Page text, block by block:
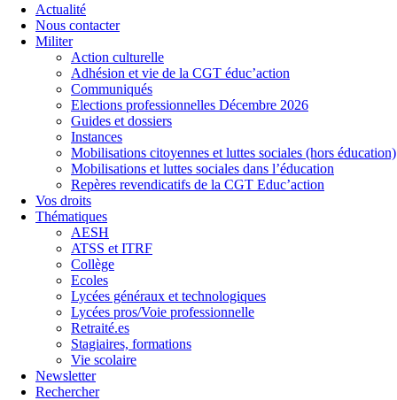
Actualité
Nous contacter
Militer
Action culturelle
Adhésion et vie de la CGT éduc’action
Communiqués
Elections professionnelles Décembre 2026
Guides et dossiers
Instances
Mobilisations citoyennes et luttes sociales (hors éducation)
Mobilisations et luttes sociales dans l’éducation
Repères revendicatifs de la CGT Educ’action
Vos droits
Thématiques
AESH
ATSS et ITRF
Collège
Ecoles
Lycées généraux et technologiques
Lycées pros/Voie professionnelle
Retraité.es
Stagiaires, formations
Vie scolaire
Newsletter
Rechercher